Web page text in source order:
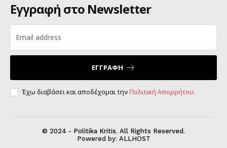
Εγγραφή στο Newsletter
ΕΓΓΡΑΦΗ
Έχω διαβάσει και αποδέχομαι τηνΠολιτική Απορρήτου.
© 2024 - Politika Kritis. All Rights Reserved.
Powered by: ALLHOST